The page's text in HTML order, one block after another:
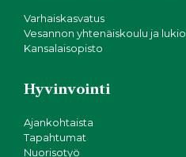
Varhaiskasvatus
Vesannon yhtenäiskoulu ja lukio
Kansalaisopisto
Hyvinvointi
Ajankohtaista
Tapahtumat
Nuorisotyö